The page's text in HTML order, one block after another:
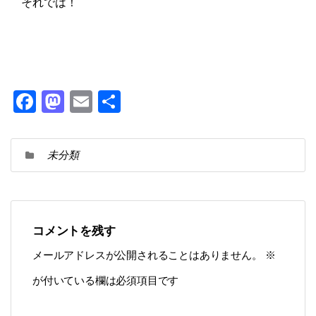
それでは！
F
c
e
o
k
M
st
o
n
E
ai
l
未分類
コメントを残す
メールアドレスが公開されることはありません。
※
が付いている欄は必須項目です